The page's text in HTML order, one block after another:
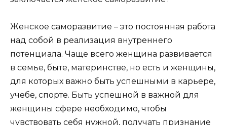
Женское саморазвитие – это постоянная работа
над собой в реализация внутреннего
потенциала. Чаще всего женщина развивается
в семье, быте, материнстве, но есть и женщины,
для которых важно быть успешными в карьере,
учебе, спорте. Быть успешной в важной для
женщины сфере необходимо, чтобы
чувствовать себя нужной, получать признание